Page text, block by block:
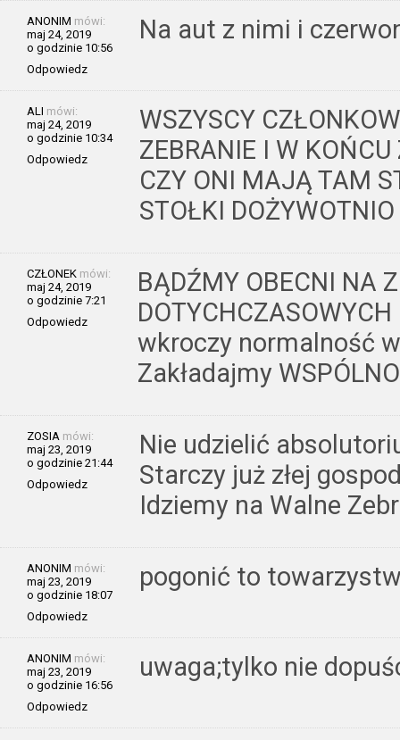
ANONIM mówi:
maj 24, 2019
o godzinie 10:56
Odpowiedz
Na aut z nimi i
ALI mówi:
maj 24, 2019
o godzinie 10:34
Odpowiedz
WSZYSCY
ZEBRANIE I W
CZY ONI MAJĄ TAM
STOŁKI
CZŁONEK mówi:
maj 24, 2019
o godzinie 7:21
Odpowiedz
BĄDŹMY OBECNI NA
wkroczy normalność
Zakładajmy
ZOSIA mówi:
maj 23, 2019
o godzinie 21:44
Odpowiedz
Nie udzielić
Starczy już złej
Idziemy na Walne
ANONIM mówi:
maj 23, 2019
o godzinie 18:07
Odpowiedz
pogonić to
ANONIM mówi:
maj 23, 2019
o godzinie 16:56
Odpowiedz
uwaga;tylko nie